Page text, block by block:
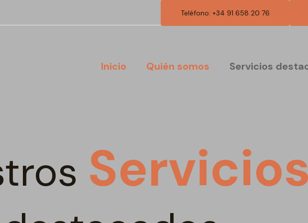
Teléfono: +34 91 658 20 76
Inicio Quién somos Servicios
Servicios